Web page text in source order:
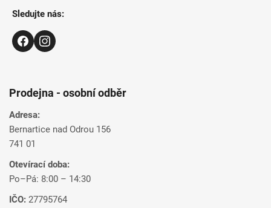
Sledujte nás:
Prodejna - osobní odběr
Adresa:
Bernartice nad Odrou 156
741 01
Otevírací doba:
Po–Pá: 8:00 – 14:30
IČO: 27795764